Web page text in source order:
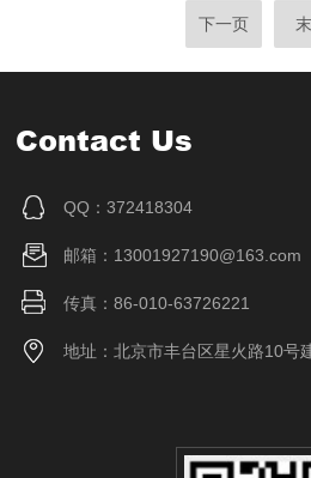
下一页
Contact Us
QQ：372418304
邮箱：13001927190@163.com
传真：86-010-63726221
地址：北京市丰台区星火路10号